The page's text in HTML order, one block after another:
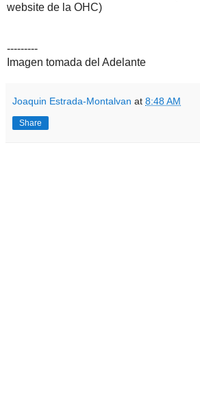
website de la OHC)
---------
Imagen tomada del Adelante
Joaquin Estrada-Montalvan at 8:48 AM
Share